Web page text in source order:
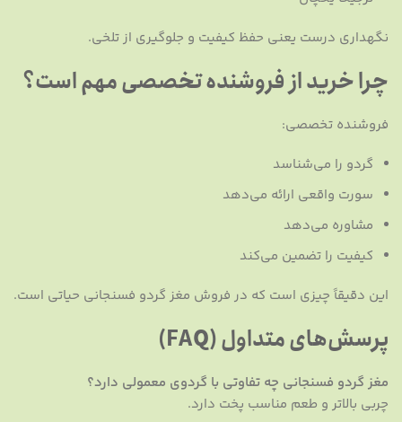
نگهداری درست یعنی حفظ کیفیت و جلوگیری از تلخی.
چرا خرید از فروشنده تخصصی مهم است؟
فروشنده تخصصی:
گردو را می‌شناسد
سورت واقعی ارائه می‌دهد
مشاوره می‌دهد
کیفیت را تضمین می‌کند
این دقیقاً چیزی است که در فروش مغز گردو فسنجانی حیاتی است.
پرسش‌های متداول (FAQ)
مغز گردو فسنجانی چه تفاوتی با گردوی معمولی دارد؟
چربی بالاتر و طعم مناسب پخت دارد.